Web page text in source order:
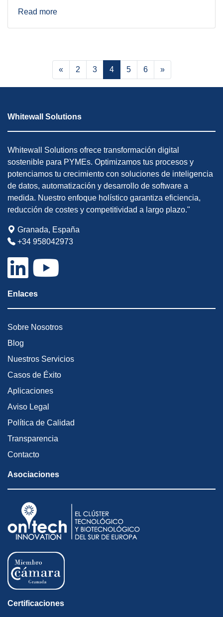
Read more
« 2 3 4 5 6 »
Whitewall Solutions
Whitewall Solutions ofrece transformación digital
sostenible para PYMEs. Optimizamos tus procesos y
potenciamos tu crecimiento con soluciones de inteligencia
de datos, automatización y desarrollo de software a
medida. Nuestro enfoque holístico garantiza eficiencia,
reducción de costes y competitividad a largo plazo."
Granada, España
+34 958042973
Enlaces
Sobre Nosotros
Blog
Nuestros Servicios
Casos de Éxito
Aplicaciones
Aviso Legal
Política de Calidad
Transparencia
Contacto
Asociaciones
Certificaciones